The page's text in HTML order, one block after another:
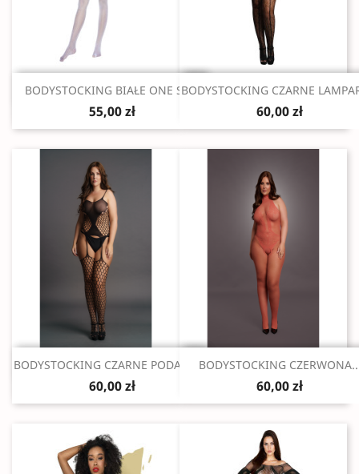
Szybki podgląd
BODYSTOCKING BIAŁE ONE SIZE
55,00 zł
Szybki podgląd
BODYSTOCKING CZARNE
60,00 zł
Szybki podgląd
BODYSTOCKING CZARNE PODARTE...
60,00 zł
Szybki podgląd
BODYSTOCKING
60,00 zł